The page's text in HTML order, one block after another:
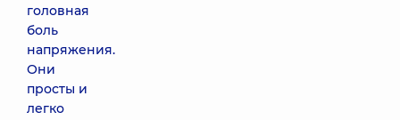
головная
боль
напряжения.
Они
просты и
легко